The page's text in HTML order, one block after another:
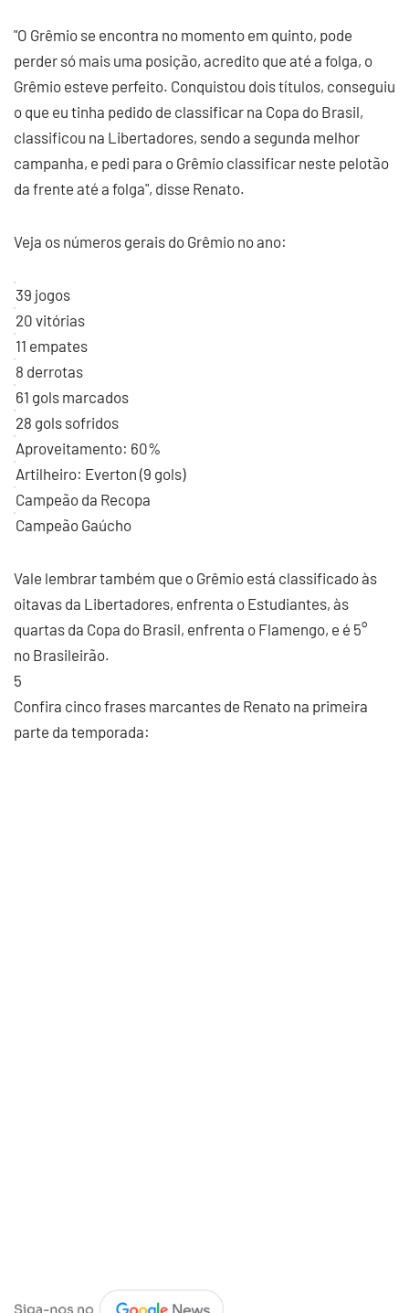
"O Grêmio se encontra no momento em quinto, pode
perder só mais uma posição, acredito que até a folga, o
Grêmio esteve perfeito. Conquistou dois títulos, conseguiu
o que eu tinha pedido de classificar na Copa do Brasil,
classificou na Libertadores, sendo a segunda melhor
campanha, e pedi para o Grêmio classificar neste pelotão
da frente até a folga", disse Renato.
Veja os números gerais do Grêmio no ano:
39 jogos
20 vitórias
11 empates
8 derrotas
61 gols marcados
28 gols sofridos
Aproveitamento: 60%
Artilheiro: Everton (9 gols)
Campeão da Recopa
Campeão Gaúcho
Vale lembrar também que o Grêmio está classificado às
oitavas da Libertadores, enfrenta o Estudiantes, às
quartas da Copa do Brasil, enfrenta o Flamengo, e é 5°
no Brasileirão.
5
Confira cinco frases marcantes de Renato na primeira
parte da temporada: